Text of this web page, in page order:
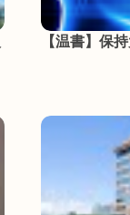
【温書】保